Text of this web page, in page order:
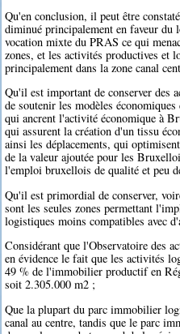
Qu'en conclusion, il peut être
diminué principalement en faveur du
vocation mixte du PRAS ce qui
zones, et les activités productives et
principalement dans la zone canal
Qu'il est important de conserver des
de soutenir les modèles
qui ancrent l'activité économique à
qui assurent la création d'un tissu
ainsi les déplacements, qui
de la valeur ajoutée pour les
l'emploi bruxellois de qualité et peu
Qu'il est primordial de conserver,
sont les seules zones permettant
logistiques moins compatibles avec
Considérant que l'Observatoire des
en évidence le fait que les activités
49 % de l'immobilier productif en
soit 2.305.000 m2 ;
Que la plupart du parc immobilier
canal au centre, tandis que le parc